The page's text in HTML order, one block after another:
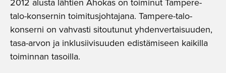
2012 alusta lähtien Ahokas on toiminut Tampere-
talo-konsernin toimitusjohtajana. Tampere-talo-
konserni on vahvasti sitoutunut yhdenvertaisuuden,
tasa-arvon ja inklusiivisuuden edistämiseen kaikilla
toiminnan tasoilla.